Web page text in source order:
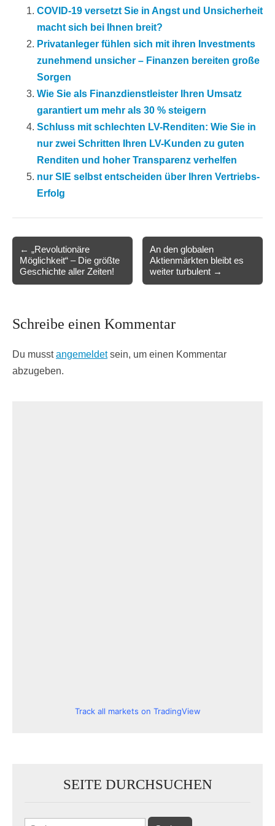
COVID-19 versetzt Sie in Angst und Unsicherheit
macht sich bei Ihnen breit?
Privatanleger fühlen sich mit ihren Investments
zunehmend unsicher – Finanzen bereiten große
Sorgen
Wie Sie als Finanzdienstleister Ihren Umsatz
garantiert um mehr als 30 % steigern
Schluss mit schlechten LV-Renditen: Wie Sie in
nur zwei Schritten Ihren LV-Kunden zu guten
Renditen und hoher Transparenz verhelfen
nur SIE selbst entscheiden über Ihren Vertriebs-
Erfolg
navigation
← „Revolutionäre
Möglichkeit“ – Die größte
Geschichte aller Zeiten!
An den globalen
Aktienmärkten bleibt es
weiter turbulent →
Schreibe einen Kommentar
Du musstangemeldetsein, um einen Kommentar
abzugeben.
Track all markets on TradingView
SEITE DURCHSUCHEN
Suchen